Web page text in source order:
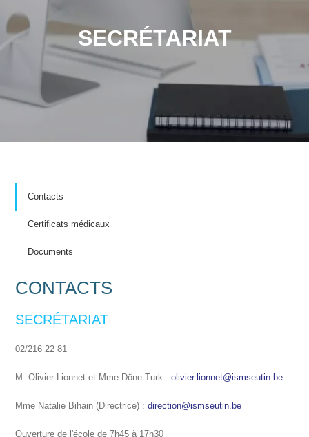
SECRÉTARIAT
Contacts
Certificats médicaux
Documents
CONTACTS
SECRÉTARIAT
02/216 22 81
M. Olivier Lionnet et Mme Döne Turk :olivier.lionnet@ismseutin.be
Mme Natalie Bihain (Directrice) :direction@ismseutin.be
Ouverture de l'école de 7h45 à 17h30